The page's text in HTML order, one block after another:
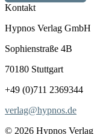
Kontakt
Hypnos Verlag GmbH
Sophienstraße 4B
70180 Stuttgart
+49 (0)711 2369344
verlag@hypnos.de
© 2026 Hypnos Verlag